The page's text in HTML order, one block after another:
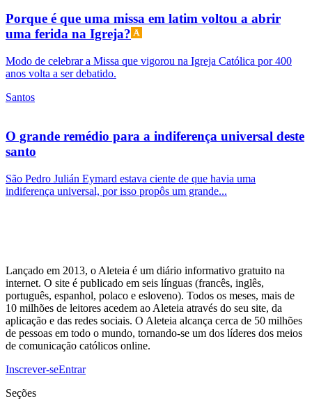
Porque é que uma missa em latim voltou a abrir
uma ferida na Igreja?
Modo de celebrar a Missa que vigorou na Igreja Católica por 400
anos volta a ser debatido.
Santos
O grande remédio para a indiferença universal deste
santo
São Pedro Julián Eymard estava ciente de que havia uma
indiferença universal, por isso propôs um grande...
Lançado em 2013, o Aleteia é um diário informativo gratuito na
internet. O site é publicado em seis línguas (francês, inglês,
português, espanhol, polaco e esloveno). Todos os meses, mais de
10 milhões de leitores acedem ao Aleteia através do seu site, da
aplicação e das redes sociais. O Aleteia alcança cerca de 50 milhões
de pessoas em todo o mundo, tornando-se um dos líderes dos meios
de comunicação católicos online.
Inscrever-seEntrar
Seções